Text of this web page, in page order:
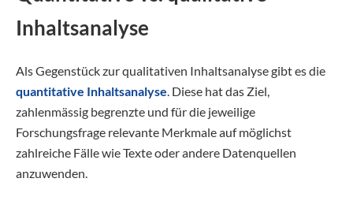
Inhaltsanalyse
Als Gegenstück zur qualitativen Inhaltsanalyse gibt es die
quantitative Inhaltsanalyse . Diese hat das Ziel,
zahlenmässig begrenzte und für die jeweilige
Forschungsfrage relevante Merkmale auf möglichst
zahlreiche Fälle wie Texte oder andere Datenquellen
anzuwenden.